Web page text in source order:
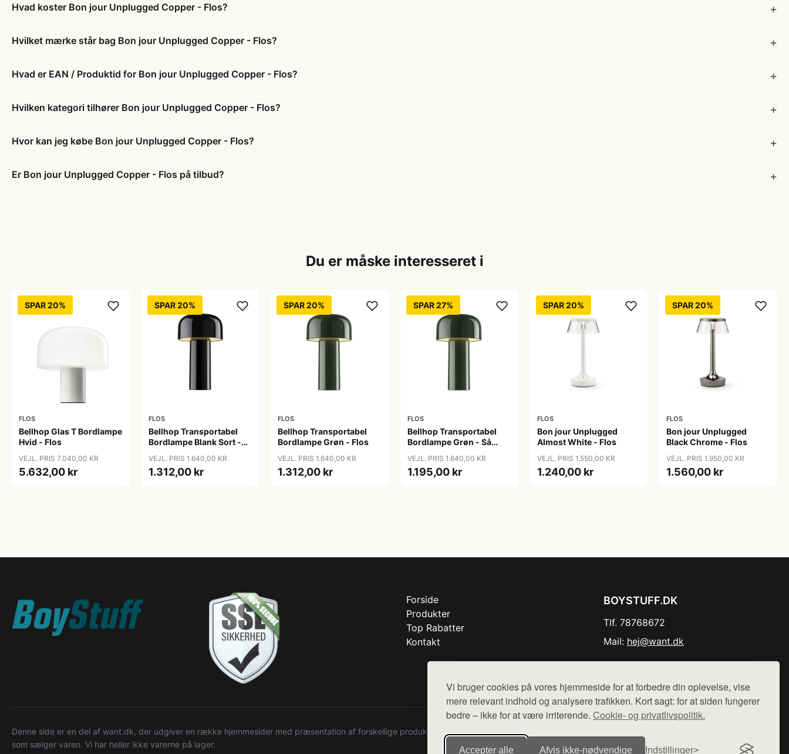
Vi bruger cookies på vores hjemmeside for at forbedre din oplevelse, vise
mere relevant indhold og analysere trafikken. Kort sagt: for at siden fungerer
bedre – ikke for at være irriterende. Cookie- og privatlivspolitik.
Accepter alle Afvis ikke‑nødvendige Indstillinger
Hvad koster Bon jour Unplugged Copper - Flos?
Hvilket mærke står bag Bon jour Unplugged Copper - Flos?
Hvad er EAN / Produktid for Bon jour Unplugged Copper - Flos?
Hvilken kategori tilhører Bon jour Unplugged Copper - Flos?
Hvor kan jeg købe Bon jour Unplugged Copper - Flos?
Er Bon jour Unplugged Copper - Flos på tilbud?
Du er måske interesseret i
SPAR 20%
FLOS
Bellhop Glas T Bordlampe
Hvid - Flos
VEJL. PRIS 7.040,00 KR
5.632,00 kr
SPAR 20%
FLOS
Bellhop Transportabel
Bordlampe Blank Sort -
VEJL. PRIS 1.640,00 KR
1.312,00 kr
SPAR 20%
FLOS
Bellhop Transportabel
Bordlampe Grøn - Flos
VEJL. PRIS 1.640,00 KR
1.312,00 kr
SPAR 27%
FLOS
Bellhop Transportabel
Bordlampe Grøn - Så
VEJL. PRIS 1.640,00 KR
1.195,00 kr
SPAR 20%
FLOS
Bon jour Unplugged
Almost White - Flos
VEJL. PRIS 1.550,00 KR
1.240,00 kr
SPAR 20%
FLOS
Bon jour Unplugged
Black Chrome - Flos
VEJL. PRIS 1.950,00 KR
1.560,00 kr
Forside
Produkter
Top Rabatter
Kontakt
BOYSTUFF.DK
Tlf. 78768672
Mail: hej@want.dk
Denne side er en del af want.dk, der udgiver en række hjemmesider med præsentation af forskellige produkter fra diverse webshops. Der sælges ikke varer fra denne side - vi henviser til de shops,
som sælger varen. Vi har heller ikke varerne på lager.